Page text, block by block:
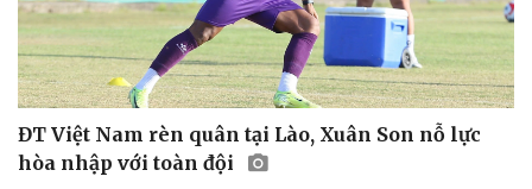
Thể thao
ĐT Việt Nam rèn quân tại Lào, Xuân Son nỗ lực
hòa nhập với toàn đội